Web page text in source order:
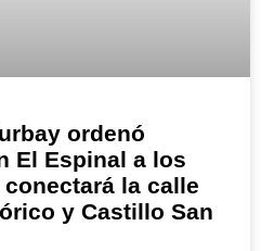
ordenó
El Espinal a los
la calle
y Castillo San